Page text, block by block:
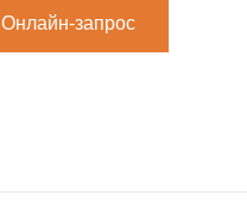
Онлайн-запрос